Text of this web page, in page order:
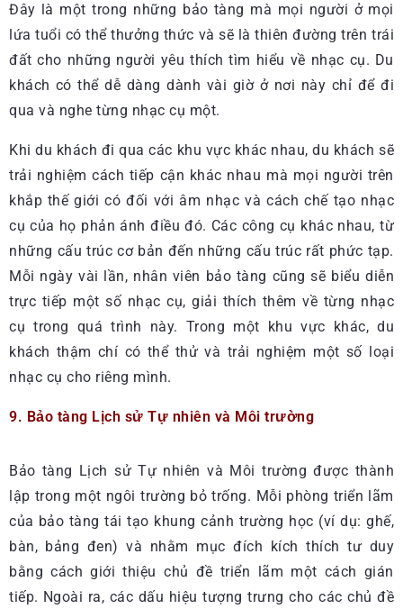
Đây là một trong những bảo tàng mà mọi người ở mọi
lứa tuổi có thể thưởng thức và sẽ là thiên đường trên trái
đất cho những người yêu thích tìm hiểu về nhạc cụ. Du
khách có thể dễ dàng dành vài giờ ở nơi này chỉ để đi
qua và nghe từng nhạc cụ một.
Khi du khách đi qua các khu vực khác nhau, du khách sẽ
trải nghiệm cách tiếp cận khác nhau mà mọi người trên
khắp thế giới có đối với âm nhạc và cách chế tạo nhạc
cụ của họ phản ánh điều đó. Các công cụ khác nhau, từ
những cấu trúc cơ bản đến những cấu trúc rất phức tạp.
Mỗi ngày vài lần, nhân viên bảo tàng cũng sẽ biểu diễn
trực tiếp một số nhạc cụ, giải thích thêm về từng nhạc
cụ trong quá trình này. Trong một khu vực khác, du
khách thậm chí có thể thử và trải nghiệm một số loại
nhạc cụ cho riêng mình.
9. Bảo tàng Lịch sử Tự nhiên và Môi trường
Bảo tàng Lịch sử Tự nhiên và Môi trường được thành
lập trong một ngôi trường bỏ trống. Mỗi phòng triển lãm
của bảo tàng tái tạo khung cảnh trường học (ví dụ: ghế,
bàn, bảng đen) và nhằm mục đích kích thích tư duy
bằng cách giới thiệu chủ đề triển lãm một cách gián
tiếp. Ngoài ra, các dấu hiệu tượng trưng cho các chủ đề